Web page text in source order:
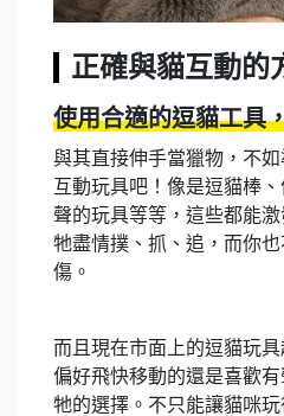
正確與貓互動的
使用合適的逗貓工具
與其直接伸手當獵物，不
互動玩具吧！像是逗貓棒
聲的玩具等等，這些都能
牠盡情撲、抓、追，而你
傷。
而且現在市面上的逗貓玩
偏好飛快移動的還是喜歡
牠的選擇。不只能讓貓咪